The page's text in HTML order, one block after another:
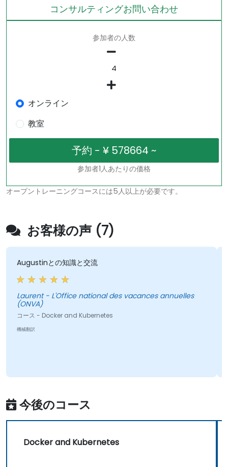
コンサルティングお問い合わせ
参加者の人数
オンライン
教室
参加者1人あたりの価格
オープントレーニングコースには5人以上が必要です。
お客様の声 (7)
Augustinとの知識と交流
Laurent - L'Office national des vacances annuelles
(ONVA)
コース - Docker and Kubernetes
機械翻訳
今後のコース
Docker and Kubernetes